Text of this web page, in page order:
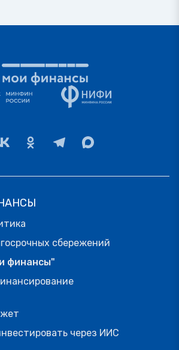
сбережений
финансы"
через ИИС